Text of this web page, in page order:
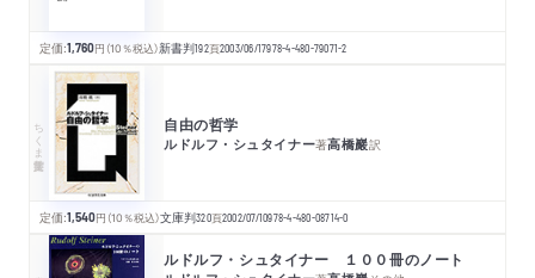
定価:1,760円 （10％税込）新書判192頁2003/06/17978-4-480-79071-2
ちくま学芸文庫 自由の哲学
ルドルフ・シュタイナー著高橋巖訳
定価:1,540円 （10％税込）文庫判320頁2002/07/10978-4-480-08714-0
ルドルフ・シュタイナー １００冊のノート